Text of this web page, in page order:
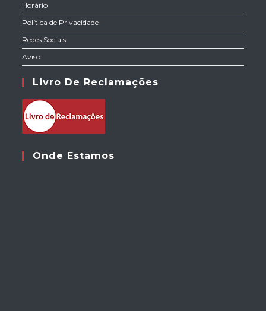
Horário
Política de Privacidade
Redes Sociais
Aviso
Livro De Reclamações
Onde Estamos